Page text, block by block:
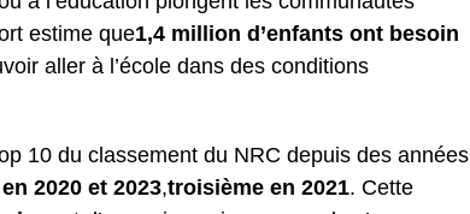
estime que1,4 million d’enfants ont besoin
aller à l’école dans des conditions
10 du classement du NRC depuis des années
2020 et 2023,troisième en 2021. Cette